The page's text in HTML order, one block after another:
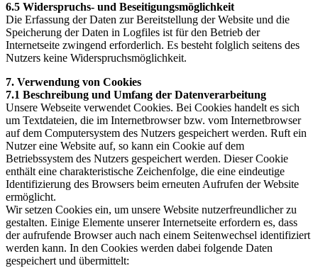
6.5 Widerspruchs- und Beseitigungsmöglichkeit
Die Erfassung der Daten zur Bereitstellung der Website und die
Speicherung der Daten in Logfiles ist für den Betrieb der
Internetseite zwingend erforderlich. Es besteht folglich seitens des
Nutzers keine Widerspruchsmöglichkeit.
7. Verwendung von Cookies
7.1 Beschreibung und Umfang der Datenverarbeitung
Unsere Webseite verwendet Cookies. Bei Cookies handelt es sich
um Textdateien, die im Internetbrowser bzw. vom Internetbrowser
auf dem Computersystem des Nutzers gespeichert werden. Ruft ein
Nutzer eine Website auf, so kann ein Cookie auf dem
Betriebssystem des Nutzers gespeichert werden. Dieser Cookie
enthält eine charakteristische Zeichenfolge, die eine eindeutige
Identifizierung des Browsers beim erneuten Aufrufen der Website
ermöglicht.
Wir setzen Cookies ein, um unsere Website nutzerfreundlicher zu
gestalten. Einige Elemente unserer Internetseite erfordern es, dass
der aufrufende Browser auch nach einem Seitenwechsel identifiziert
werden kann. In den Cookies werden dabei folgende Daten
gespeichert und übermittelt: